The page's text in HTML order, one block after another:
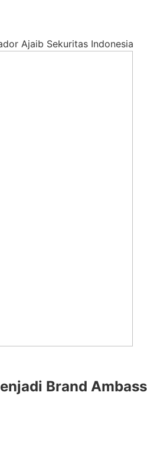
Ajaib Sekuritas Indonesia
Brand